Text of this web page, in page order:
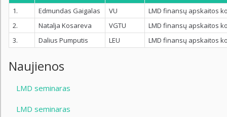
1.
Edmundas Gaigalas VU
LMD finansų apskaitos
2.
Natalja Kosareva VGTU
LMD finansų apskaitos
3.
Dalius Pumputis LEU LMD finansų apskaitos
Naujienos
LMD seminaras
LMD seminaras